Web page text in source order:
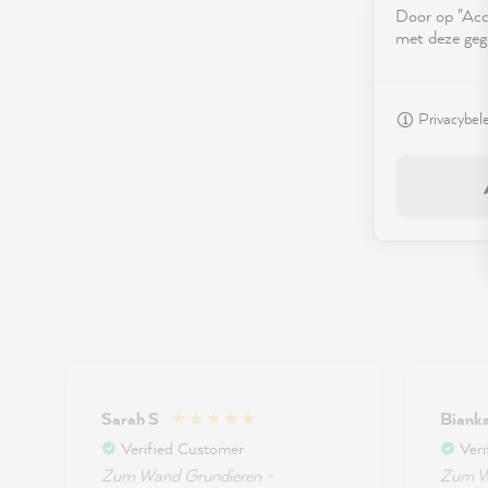
Sarah S
Verified Customer
Zum Wand Grundieren -
Zum
Door op
met deze